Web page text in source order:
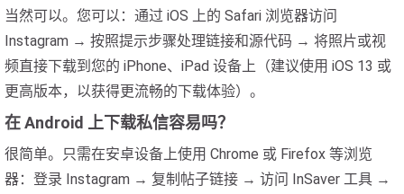
当然可以。您可以：通过 iOS 上的 Safari 浏览器访问
Instagram → 按照提示步骤处理链接和源代码 → 将照片或视
频直接下载到您的 iPhone、iPad 设备上（建议使用 iOS 13 或
更高版本，以获得更流畅的下载体验）。
在 Android 上下载私信容易吗？
很简单。只需在安卓设备上使用 Chrome 或 Firefox 等浏览
器：登录 Instagram → 复制帖子链接 → 访问 InSaver 工具 →